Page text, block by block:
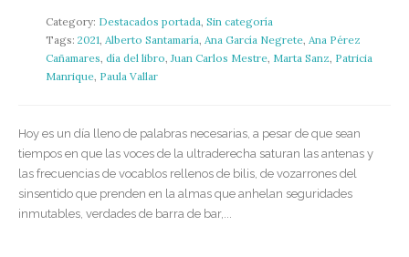
Category: Destacados portada, Sin categoría
Tags: 2021, Alberto Santamaría, Ana García Negrete, Ana Pérez
Cañamares, día del libro,Juan Carlos Mestre, Marta Sanz, Patricia
Manrique, Paula Vallar
Hoy es un día lleno de palabras necesarias, a pesar de que sean
tiempos en que las voces de la ultraderecha saturan las antenas y
las frecuencias de vocablos rellenos de bilis, de vozarrones del
sinsentido que prenden en la almas que anhelan seguridades
inmutables, verdades de barra de bar,...